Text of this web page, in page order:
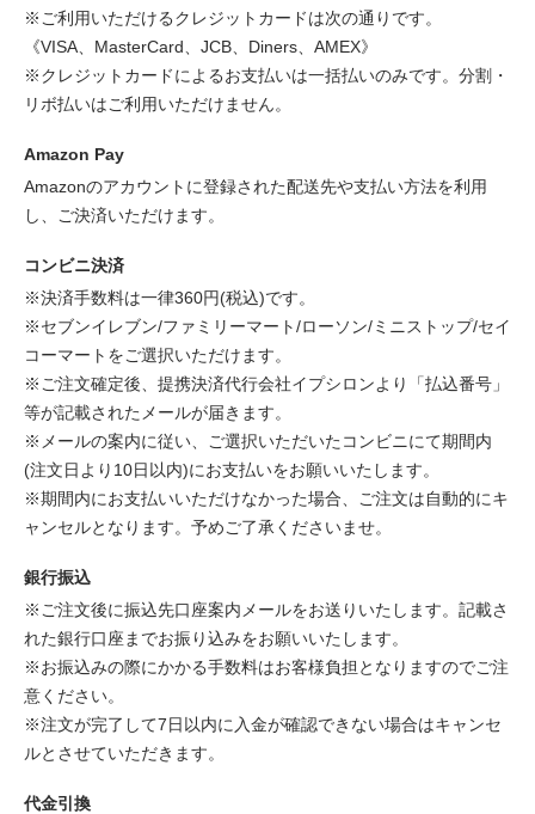
※ご利用いただけるクレジットカードは次の通りです。
《VISA、MasterCard、JCB、Diners、AMEX》
※クレジットカードによるお支払いは一括払いのみです。分割・
リボ払いはご利用いただけません。
Amazon Pay
Amazonのアカウントに登録された配送先や支払い方法を利用
し、ご決済いただけます。
コンビニ決済
※決済手数料は一律360円(税込)です。
※セブンイレブン/ファミリーマート/ローソン/ミニストップ/セイ
コーマートをご選択いただけます。
※ご注文確定後、提携決済代行会社イプシロンより「払込番号」
等が記載されたメールが届きます。
※メールの案内に従い、ご選択いただいたコンビニにて期間内
(注文日より10日以内)にお支払いをお願いいたします。
※期間内にお支払いいただけなかった場合、ご注文は自動的にキ
ャンセルとなります。予めご了承くださいませ。
銀行振込
※ご注文後に振込先口座案内メールをお送りいたします。記載さ
れた銀行口座までお振り込みをお願いいたします。
※お振込みの際にかかる手数料はお客様負担となりますのでご注
意ください。
※注文が完了して7日以内に入金が確認できない場合はキャンセ
ルとさせていただきます。
代金引換